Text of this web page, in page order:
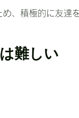
め、積極的に友達
難しい